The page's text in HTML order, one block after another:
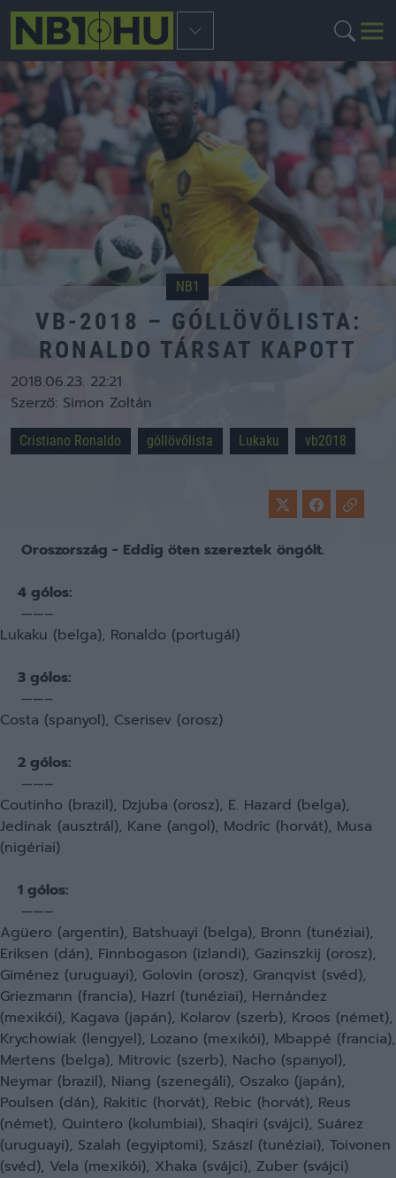
NB1
VB-2018 – GÓLLÖVŐLISTA:
RONALDO TÁRSAT KAPOTT
2018.06.23. 22:21
Szerző: Simon Zoltán
Cristiano Ronaldo góllövőlista Lukaku vb2018
Oroszország - Eddig öten szereztek öngólt.
4 gólos:
——–
Lukaku (belga), Ronaldo (portugál)
3 gólos:
——–
Costa (spanyol), Cserisev (orosz)
2 gólos:
——–
Coutinho (brazil), Dzjuba (orosz), E. Hazard (belga),
Jedinak (ausztrál), Kane (angol), Modric (horvát), Musa
(nigériai)
1 gólos:
——–
Agüero (argentin), Batshuayi (belga), Bronn (tunéziai),
Eriksen (dán), Finnbogason (izlandi), Gazinszkij (orosz),
Giménez (uruguayi), Golovin (orosz), Granqvist (svéd),
Griezmann (francia), Hazrí (tunéziai), Hernández
(mexikói), Kagava (japán), Kolarov (szerb), Kroos (német),
Krychowiak (lengyel), Lozano (mexikói), Mbappé (francia),
Mertens (belga), Mitrovic (szerb), Nacho (spanyol),
Neymar (brazil), Niang (szenegáli), Oszako (japán),
Poulsen (dán), Rakitic (horvát), Rebic (horvát), Reus
(német), Quintero (kolumbiai), Shaqiri (svájci), Suárez
(uruguayi), Szalah (egyiptomi), Szászí (tunéziai), Toivonen
(svéd), Vela (mexikói), Xhaka (svájci), Zuber (svájci)